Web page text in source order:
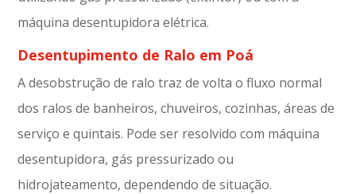
máquina desentupidora elétrica.
Desentupimento de Ralo em Poá
A desobstrução de ralo traz de volta o fluxo normal
dos ralos de banheiros, chuveiros, cozinhas, áreas de
serviço e quintais. Pode ser resolvido com máquina
desentupidora, gás pressurizado ou
hidrojateamento, dependendo de situação.